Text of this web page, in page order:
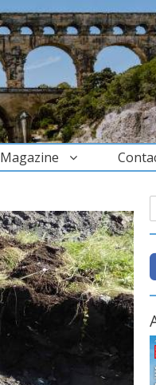
Magazine